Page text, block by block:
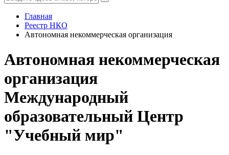
Главная
Реестр НКО
Автономная некоммерческая организация
Автономная некоммерческая
организация
Международный
образовательный Центр
"Учебный мир"